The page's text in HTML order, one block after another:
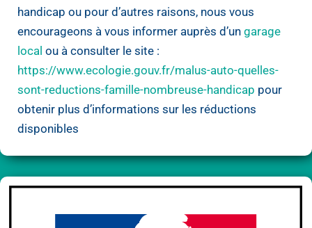
handicap ou pour d’autres raisons, nous vous
encourageons à vous informer auprès d’un garage
local ou à consulter le site :
https://www.ecologie.gouv.fr/malus-auto-quelles-
sont-reductions-famille-nombreuse-handicap pour
obtenir plus d’informations sur les réductions
disponibles